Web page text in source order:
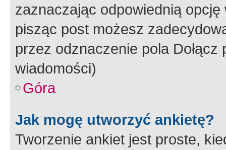
zaznaczając odpowiednią
pisząc post możesz
przez odznaczenie pola
wiadomości)
Góra
Jak mogę utworzyć ankietę?
Tworzenie ankiet jest proste,